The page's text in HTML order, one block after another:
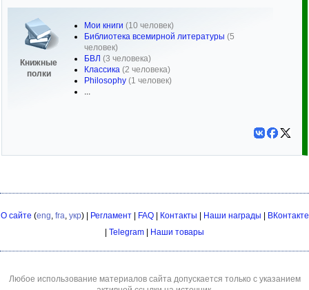
Книжные
полки
Мои книги (10 человек)
Библиотека всемирной литературы (5
человек)
БВЛ (3 человека)
Классика (2 человека)
Philosophy (1 человек)
...
О сайте (eng, fra, укр) | Регламент| FAQ| Контакты Наши награды
ВКонтакте
Telegram Наши товары
Любое использование материалов сайта допускается только с указанием